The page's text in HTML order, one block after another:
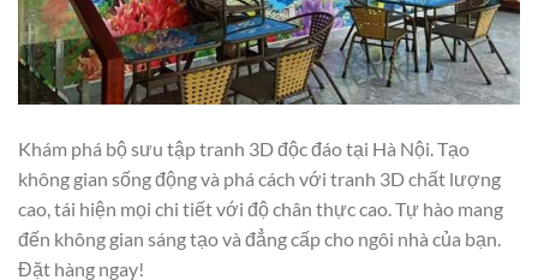
Khám phá bộ sưu tập tranh 3D độc đáo tại Hà Nội. Tạo
không gian sống động và phá cách với tranh 3D chất lượng
cao, tái hiện mọi chi tiết với độ chân thực cao. Tự hào mang
đến không gian sáng tạo và đẳng cấp cho ngôi nhà của bạn.
Đặt hàng ngay!